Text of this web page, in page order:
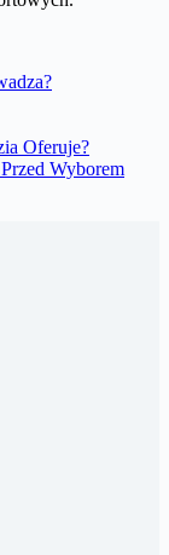
Oferuje?
Wyborem